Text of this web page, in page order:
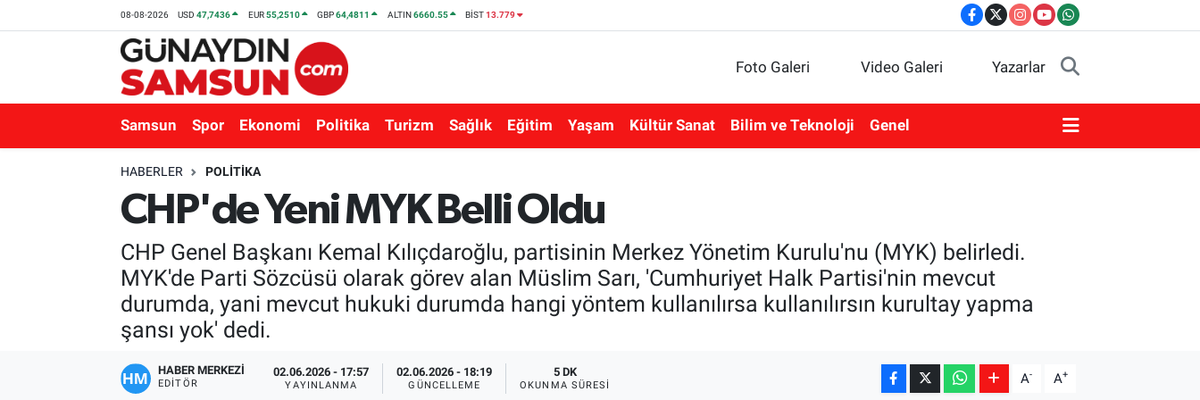
08-08-2026 USD47,7436 EUR55,2510 GBP64,4811 ALTIN6660.55 BİST13.779
Foto Galeri Video Galeri Yazarlar
Samsun Spor Ekonomi Politika Turizm Sağlık Eğitim Yaşam Kültür Sanat Bilim ve Teknoloji Genel
HABERLER POLITIKA
CHP'de Yeni MYK Belli Oldu
CHP Genel Başkanı Kemal Kılıçdaroğlu, partisinin Merkez Yönetim Kurulu'nu (MYK) belirledi.
MYK'de Parti Sözcüsü olarak görev alan Müslim Sarı, 'Cumhuriyet Halk Partisi'nin mevcut
durumda, yani mevcut hukuki durumda hangi yöntem kullanılırsa kullanılırsın kurultay yapma
şansı yok' dedi.
HABER MERKEZİ
EDITÖR
02.06.2026 - 17:57
YAYINLANMA
02.06.2026 - 18:19
GÜNCELLEME
5 DK
OKUNMA SÜRESI A- A+
Nöbetçi Eczaneler
Süper Lig Puan Durumu ve Fikstür
Tüm Manşetler
Son Dakika Haberleri
Haber Arşivi